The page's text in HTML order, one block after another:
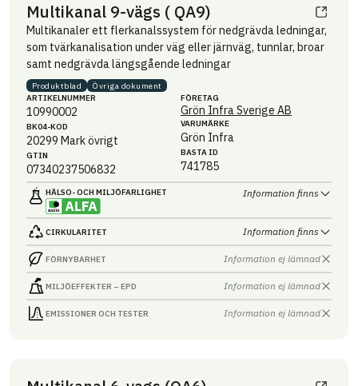
Multikanal 9-vägs ( QA9)
Multikanaler ett flerkanalssystem för nedgrävda ledningar,
som tvärkanalisation under väg eller järnväg, tunnlar, broar
samt nedgrävda längsgående ledningar
Produktblad
Övriga dokument
ARTIKEL­NUMMER
10990002
BK04-KOD
20299 Mark övrigt
GTIN
07340237506832
FÖRETAG
Grön Infra Sverige AB
VARUMÄRKE
Grön Infra
BASTA ID
741785
HÄLSO- OCH MILJÖ­FARLIGHET Information finns
CIRKULARITET Information finns
FÖRNYBARHET Information ej lämnad
MILJÖEFFEKTER – EPD Information ej lämnad
EMISSIONER OCH TESTER Information ej lämnad